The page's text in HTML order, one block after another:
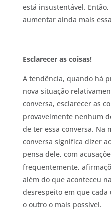
está insustentável.
aumentar ainda mais
Esclarecer as coisas!
A tendência, quando há
nova situação
conversa, esclarecer as
provavelmente nenhum
de ter essa conversa. Na
conversa significa dizer
pensa dele, com
frequentemente,
além do que aconteceu
desrespeito em que
o outro o mais possível.